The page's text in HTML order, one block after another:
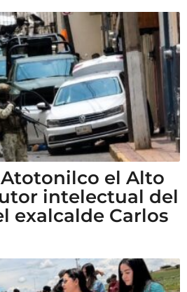
el Alto
intelectual del
exalcalde Carlos